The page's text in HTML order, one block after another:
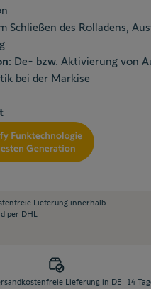
Schließen des Rolladens,
De- bzw. Aktivierung von
bei der Markise
Lieferung innerhalb
per DHL
Lieferung in DE 14